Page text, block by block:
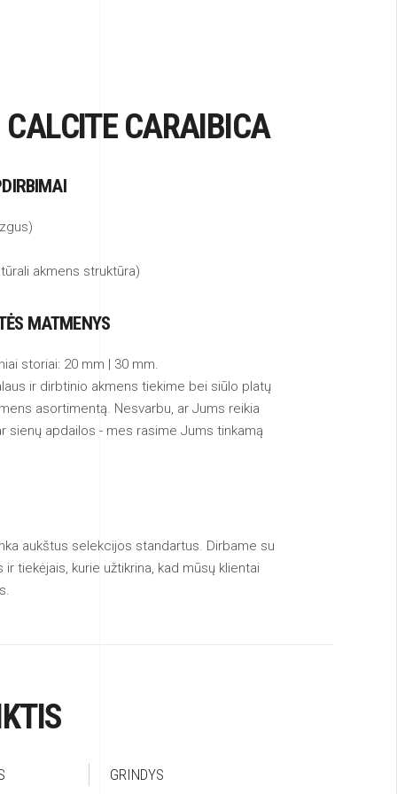
CARAIBICA
akmens struktūra)
MATMENYS
storiai: 20 mm | 30 mm.
ir dirbtinio akmens tiekime bei siūlo platų
asortimentą. Nesvarbu, ar Jums reikia
sienų apdailos - mes rasime Jums tinkamą
aukštus selekcijos standartus. Dirbame su
tiekėjais, kurie užtikrina, kad mūsų klientai
GRINDYS